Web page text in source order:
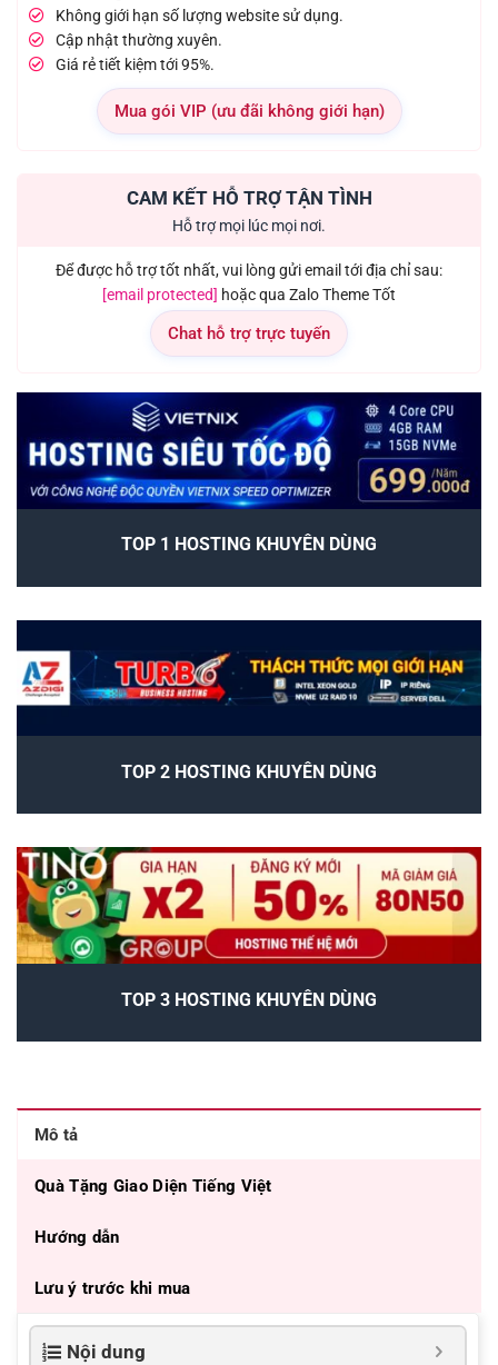
Không giới hạn số lượng website sử dụng.
Cập nhật thường xuyên.
Giá rẻ tiết kiệm tới 95%.
Mua gói VIP (ưu đãi không giới hạn)
CAM KẾT HỖ TRỢ TẬN TÌNH
Hỗ trợ mọi lúc mọi nơi.
Để được hỗ trợ tốt nhất, vui lòng gửi email tới địa chỉ sau:
[email protected] hoặc qua Zalo Theme Tốt
Chat hỗ trợ trực tuyến
TOP 1 HOSTING KHUYÊN DÙNG
TOP 2 HOSTING KHUYÊN DÙNG
TOP 3 HOSTING KHUYÊN DÙNG
Mô tả
Quà Tặng Giao Diện Tiếng Việt
Hướng dẫn
Lưu ý trước khi mua
Nội dung